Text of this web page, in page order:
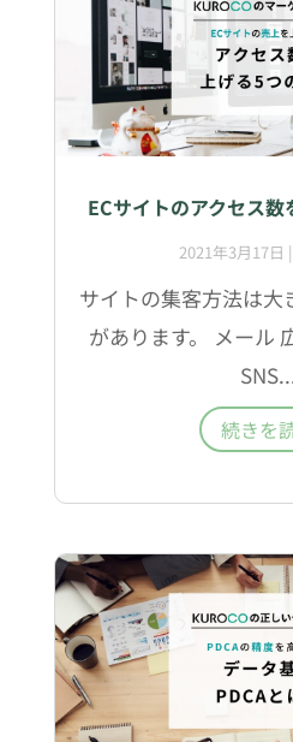
ECサイトのアクセス
2021年3月17日 |
サイトの集客方法は大
があります。 メール
続きを